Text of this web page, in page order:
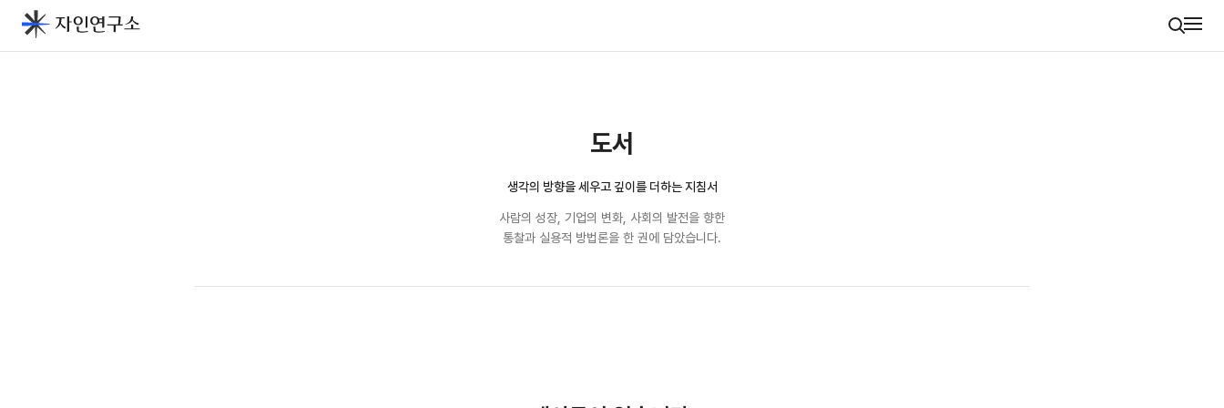
도서
생각의 방향을 세우고 깊이를 더하는 지침서
사람의 성장, 기업의 변화, 사회의 발전을 향한
통찰과 실용적 방법론을 한 권에 담았습니다.